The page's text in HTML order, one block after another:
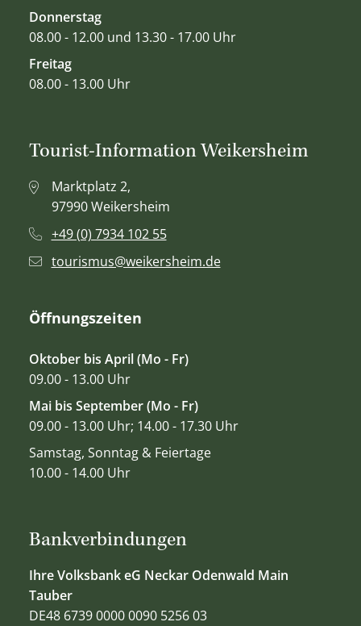
Donnerstag
08.00 - 12.00 und 13.30 - 17.00 Uhr
Freitag
08.00 - 13.00 Uhr
Bankverbindungen
Ihre Volksbank eG Neckar Odenwald Main
Tauber
DE48 6739 0000 0090 5256 03
Tourist-Information Weikersheim
Marktplatz 2,
97990 Weikersheim
+49 (0) 7934 102 55
tourismus@weikersheim.de
Öffnungszeiten
Oktober bis April (Mo - Fr)
09.00 - 13.00 Uhr
Mai bis September (Mo - Fr)
09.00 - 13.00 Uhr; 14.00 - 17.30 Uhr
Samstag, Sonntag & Feiertage
10.00 - 14.00 Uhr